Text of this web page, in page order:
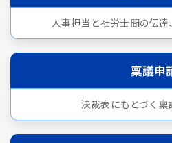
人事担当と社労士間の伝
稟議申
決裁表にもとづく